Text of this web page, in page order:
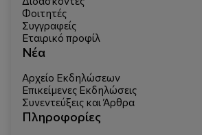
Φοιτητές
Συγγραφείς
Εταιρικό προφίλ
Νέα
Αρχείο Εκδηλώσεων
Επικείμενες Εκδηλώσεις
Συνεντεύξεις και Άρθρα
Πληροφορίες